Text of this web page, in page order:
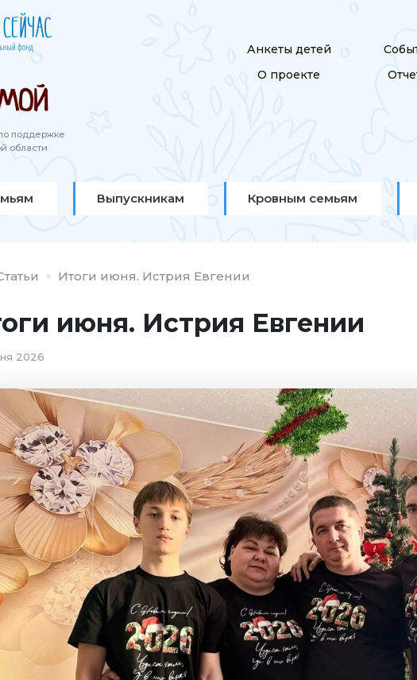
поддержке
области
Анкеты детей
О проекте
Выпускникам Кровным семьям
Итоги июня. Истрия Евгении
июня. Истрия Евгении
2026